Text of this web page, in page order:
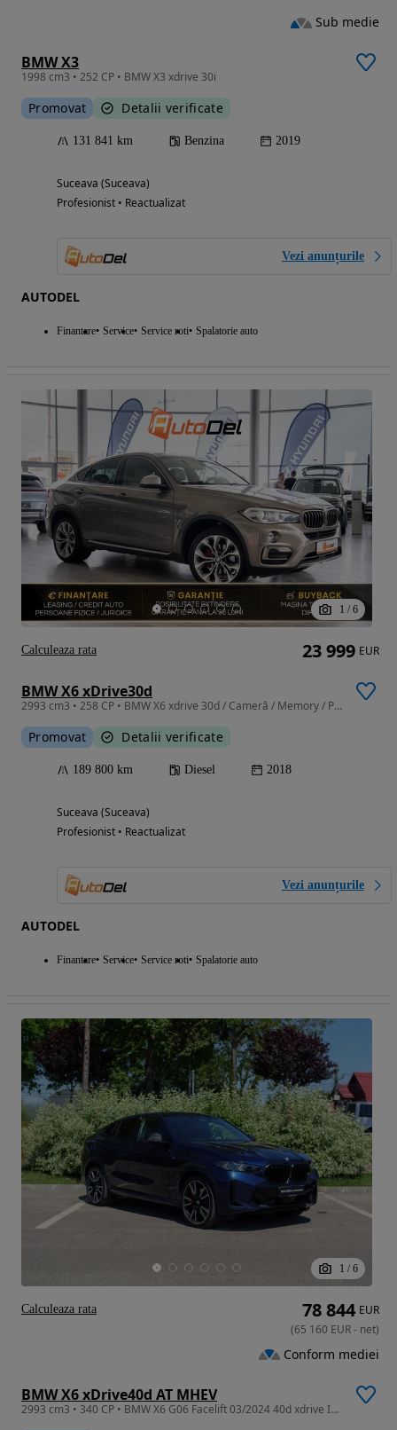
BMW X3
1998 cm3 • 252 CP • BMW X3 xdrive 30i
Promovat Detalii verificate
131 841 km Benzina 2019
Suceava (Suceava)
Profesionist • Reactualizat
Vezi anunțurile
AUTODEL
Finantare Service Service roti Spalatorie auto
Sub medie
1 / 6
BMW X6 xDrive30d
2993 cm3 • 258 CP • BMW X6 xdrive 30d / Cameră / Memory / Piele Dakota / Soft-Close / LED
Promovat Detalii verificate
189 800 km Diesel 2018
Suceava (Suceava)
Profesionist • Reactualizat
Vezi anunțurile
AUTODEL
Finantare Service Service roti Spalatorie auto
23 999 EUR
Calculeaza rata
1 / 6
BMW X6 xDrive40d AT MHEV
2993 cm3 • 340 CP • BMW X6 G06 Facelift 03/2024 40d xdrive INDIVIDUAL- Leasing
78 844 EUR
(65 160 EUR- net)
Conform mediei
Calculeaza rata